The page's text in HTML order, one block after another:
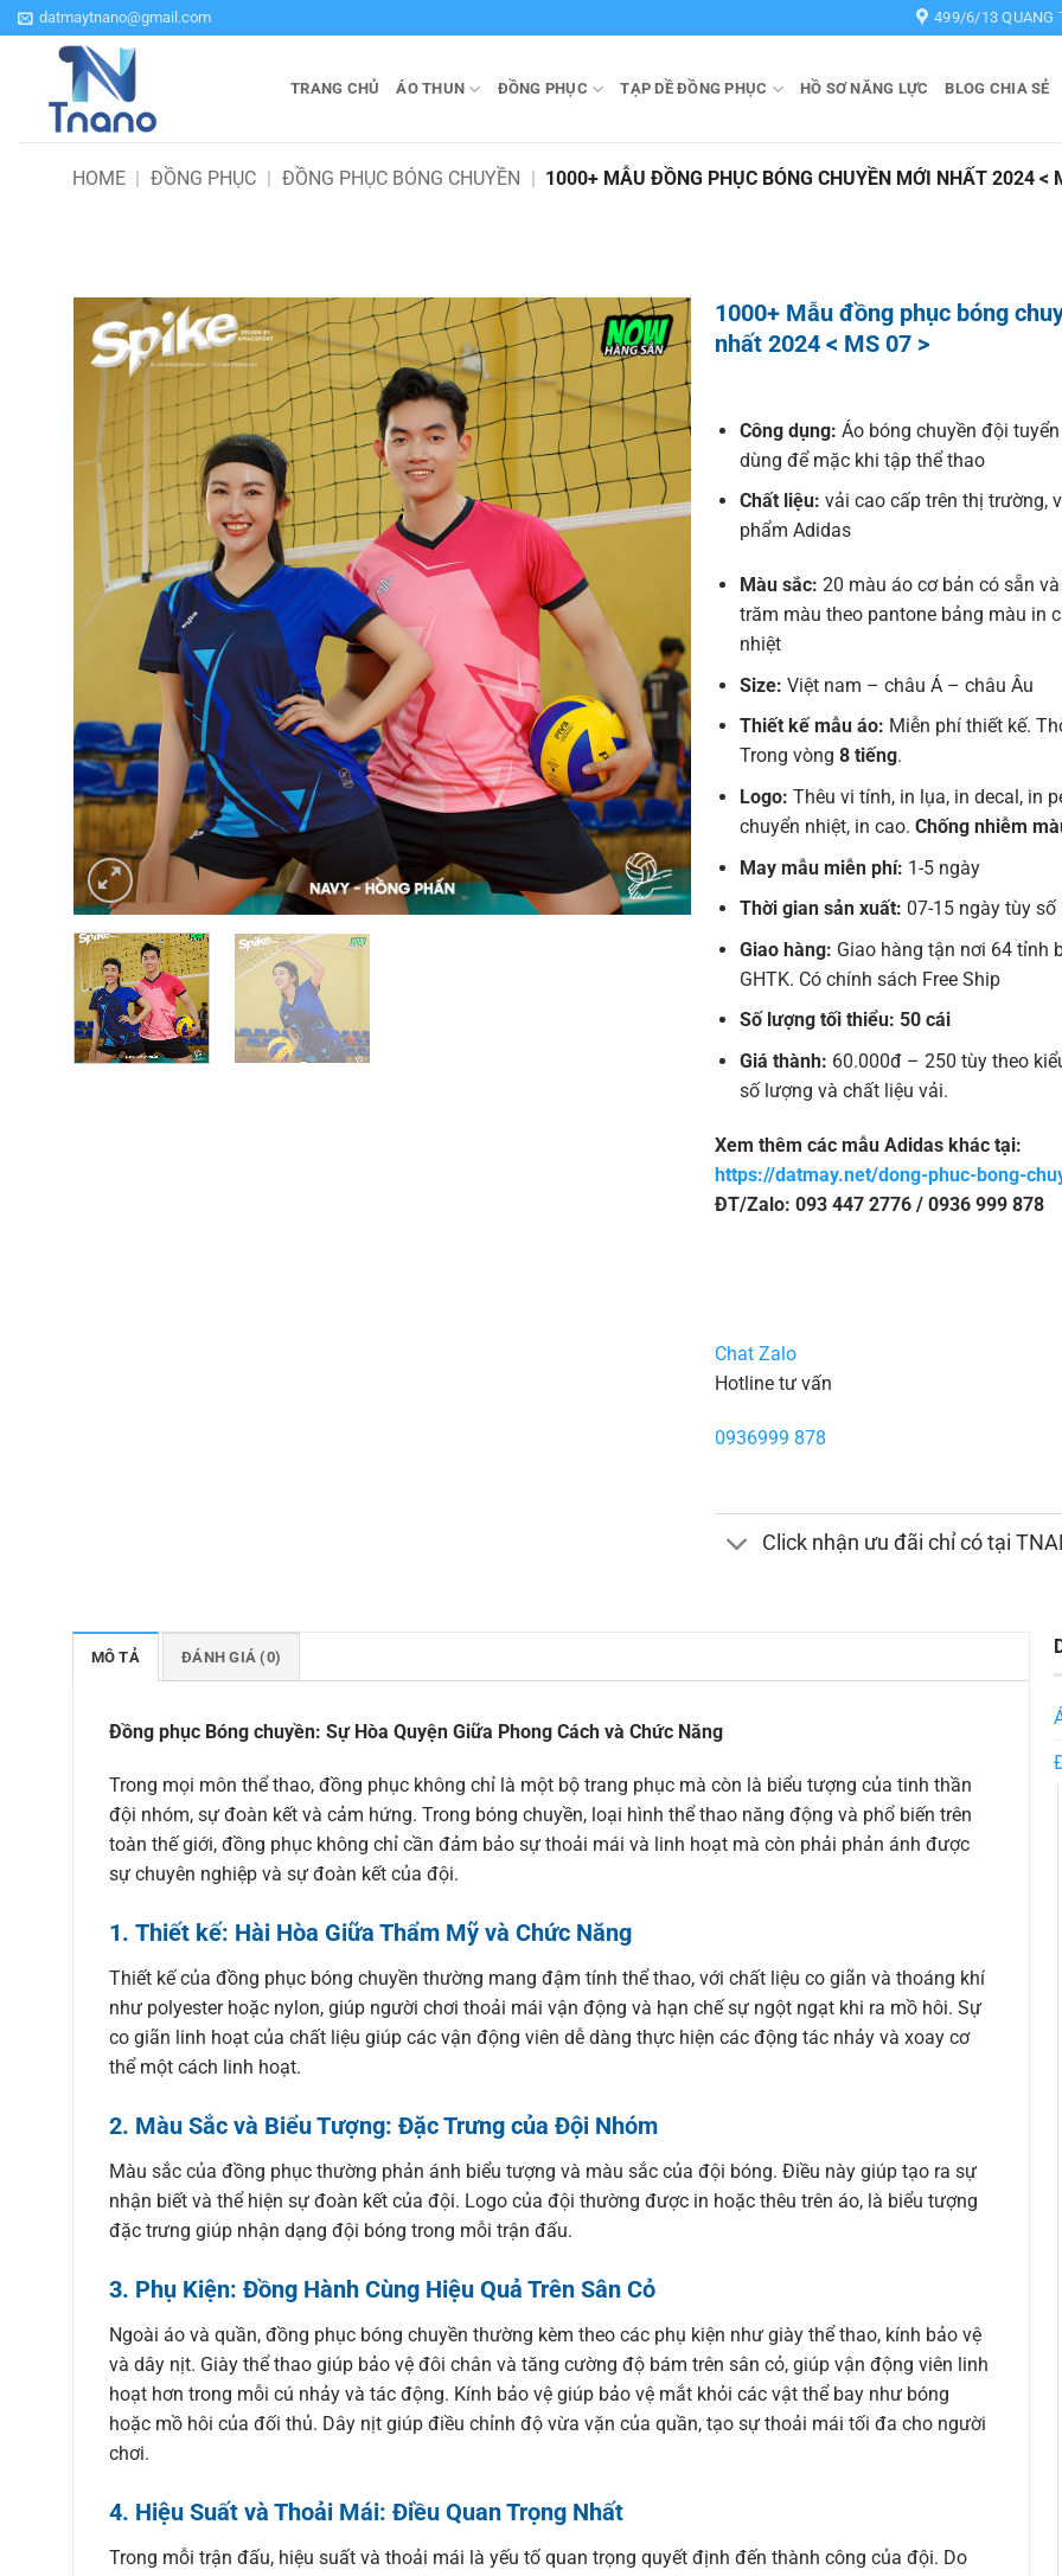
Bỏ
qua
datmaytnano@gmail.com 499/6/13 QUANG
TRANG CHỦ ÁO THUN ĐỒNG PHỤC TẠP DỀ ĐỒNG PHỤC HỒ SƠ NĂNG LỰC BLOG CHIA SẺ
HOME | ĐỒNG PHỤC | ĐỒNG PHỤC BÓNG CHUYỀN | 1000+ MẪU ĐỒNG PHỤC BÓNG CHUYỀN MỚI NHẤT 2024 <
1000+ Mẫu đồng phục bóng
nhất 2024 < MS 07 >
Công dụng: Áo bóng chuyền đội
dùng để mặc khi tập thể thao
Chất liệu: vải cao cấp trên thị trường,
phẩm Adidas
Màu sắc: 20 màu áo cơ bản có sẵn
trăm màu theo pantone bảng màu in
nhiệt
Size: Việt nam – châu Á – châu Âu
Thiết kế mẫu áo: Miễn phí thiết kế.
Trong vòng 8 tiếng.
Logo: Thêu vi tính, in lụa, in decal, in
chuyển nhiệt, in cao. Chống nhiễm
May mẫu miễn phí: 1-5 ngày
Thời gian sản xuất: 07-15 ngày tùy số
Giao hàng: Giao hàng tận nơi 64 tỉnh
GHTK. Có chính sách Free Ship
Số lượng tối thiểu: 50 cái
Giá thành: 60.000đ – 250 tùy theo
số lượng và chất liệu vải.
Xem thêm các mẫu Adidas khác tại:
https://datmay.net/dong-phuc-bong-
ĐT/Zalo: 093 447 2776 / 0936 999 878
Chat Zalo
Hotline tư vấn
0936999 878
Click nhận ưu đãi chỉ có tại
MÔ TẢ ĐÁNH GIÁ (0)
Đồng phục Bóng chuyền: Sự Hòa Quyện Giữa Phong Cách và Chức Năng
Trong mọi môn thể thao, đồng phục không chỉ là một bộ trang phục mà còn là biểu tượng của tinh thần
đội nhóm, sự đoàn kết và cảm hứng. Trong bóng chuyền, loại hình thể thao năng động và phổ biến trên
toàn thế giới, đồng phục không chỉ cần đảm bảo sự thoải mái và linh hoạt mà còn phải phản ánh được
sự chuyên nghiệp và sự đoàn kết của đội.
1. Thiết kế: Hài Hòa Giữa Thẩm Mỹ và Chức Năng
Thiết kế của đồng phục bóng chuyền thường mang đậm tính thể thao, với chất liệu co giãn và thoáng khí
như polyester hoặc nylon, giúp người chơi thoải mái vận động và hạn chế sự ngột ngạt khi ra mồ hôi. Sự
co giãn linh hoạt của chất liệu giúp các vận động viên dễ dàng thực hiện các động tác nhảy và xoay cơ
thể một cách linh hoạt.
2. Màu Sắc và Biểu Tượng: Đặc Trưng của Đội Nhóm
Màu sắc của đồng phục thường phản ánh biểu tượng và màu sắc của đội bóng. Điều này giúp tạo ra sự
nhận biết và thể hiện sự đoàn kết của đội. Logo của đội thường được in hoặc thêu trên áo, là biểu tượng
đặc trưng giúp nhận dạng đội bóng trong mỗi trận đấu.
3. Phụ Kiện: Đồng Hành Cùng Hiệu Quả Trên Sân Cỏ
Ngoài áo và quần, đồng phục bóng chuyền thường kèm theo các phụ kiện như giày thể thao, kính bảo vệ
và dây nịt. Giày thể thao giúp bảo vệ đôi chân và tăng cường độ bám trên sân cỏ, giúp vận động viên linh
hoạt hơn trong mỗi cú nhảy và tác động. Kính bảo vệ giúp bảo vệ mắt khỏi các vật thể bay như bóng
hoặc mồ hôi của đối thủ. Dây nịt giúp điều chỉnh độ vừa vặn của quần, tạo sự thoải mái tối đa cho người
chơi.
4. Hiệu Suất và Thoải Mái: Điều Quan Trọng Nhất
Trong mỗi trận đấu, hiệu suất và thoải mái là yếu tố quan trọng quyết định đến thành công của đội. Do